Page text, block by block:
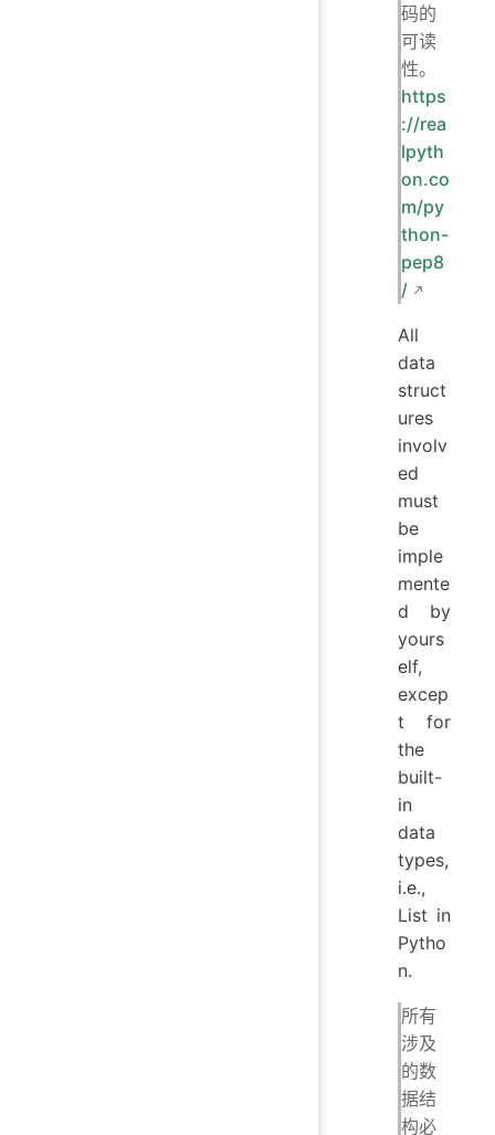
码的
可读
性。
https
://rea
lpyth
on.co
m/py
thon-
pep8
/
All
data
struct
ures
involv
ed
must
be
imple
mente
d by
yours
elf,
excep
t for
the
built-
in
data
types,
i.e.,
List in
Pytho
n.
所有
涉及
的数
据结
构必